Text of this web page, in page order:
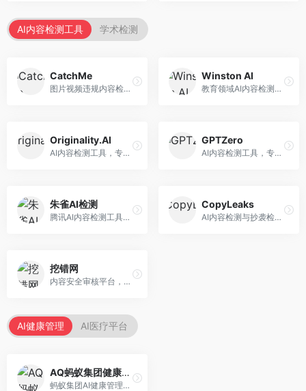
AI内容检测工具 学术检测
CatchMe
图片视频违规内容检测平台，专注于视觉内容安全。面向内容平台，提供图片审核、视频审核、直播监控等服务，视觉检测专业。
Winston AI
教育领域AI内容检测平台，专注于学术诚信。面向教育机构，提供AI内容检测、抄袭检测、报告生成等服务，教育适配性强。
Originality.AI
AI内容检测工具，专注于内容原创性验证。面向内容创作者和出版商，提供AI检测、抄袭检测、批量分析等服务，检测精度高。
GPTZero
AI内容检测工具，专注于AI生成文本识别。面向教育工作者和出版商，提供文本检测、批量分析、API接口等服务，检测准确率高。
朱雀AI检测
腾讯AI内容检测工具，专注于中文内容识别。面向中文用户，提供AI内容检测、文本分析、报告生成等服务，中文检测专业。
CopyLeaks
AI内容检测与抄袭检测平台，专注于内容原创性验证。面向教育机构和出版商，提供AI检测、抄袭检测、多语言支持等服务，检测全面。
挖错网
内容安全审核平台，专注于违规内容检测。面向企业和平台，提供内容审核、敏感词检测、风险预警等服务，安全审核专业。
AI健康管理 AI医疗平台
AQ蚂蚁集团健康管家
蚂蚁集团AI健康管理服务，专注于个人健康监测。面向个人用户，提供健康评估、慢病管理、健康建议等服务，健康管理便捷。